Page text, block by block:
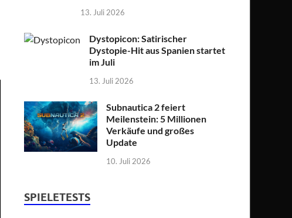
13. Juli 2026
Dystopicon: Satirischer
Dystopie-Hit aus Spanien startet
im Juli
13. Juli 2026
Subnautica 2 feiert
Meilenstein: 5 Millionen
Verkäufe und großes
Update
10. Juli 2026
SPIELETESTS